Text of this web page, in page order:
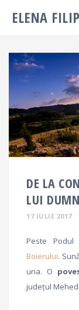
ELENA FILIP
DE LA
LUI
17 IULIE 2017
Peste
Boierului.
una. O
județul